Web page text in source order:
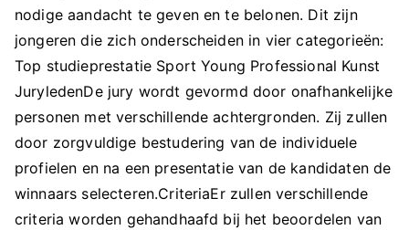
nodige aandacht te geven en te belonen. Dit zijn
jongeren die zich onderscheiden in vier categorieën:
Top studieprestatie Sport Young Professional Kunst
JuryledenDe jury wordt gevormd door onafhankelijke
personen met verschillende achtergronden. Zij zullen
door zorgvuldige bestudering van de individuele
profielen en na een presentatie van de kandidaten de
winnaars selecteren.CriteriaEr zullen verschillende
criteria worden gehandhaafd bij het beoordelen van